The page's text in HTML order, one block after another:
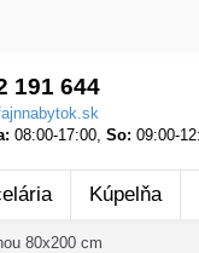
191 644
08:00-17:00, So: 09:00-
Kúpelňa
80x200 cm